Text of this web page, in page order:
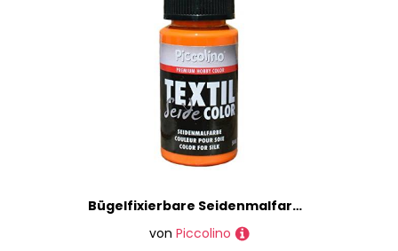
Bügelfixierbare Seidenmalfarbe Gelb-Orange 50ml - Seidenfarbe Piccolino zum Malen - hochwertige Textilfarbe für Seide
von Piccolino